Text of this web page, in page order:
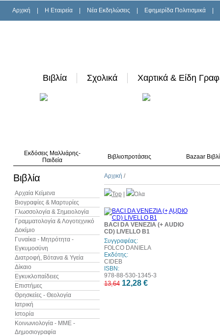
Αρχική H Εταιρεία Νέα Εκδηλώσεις Εφημερίδα Πολιτισμικά
Βιβλία Σχολικά Χαρτικά & Είδη
Εκδόσεις Μαλλιάρης-
Παιδεία
Βιβλιοπροτάσεις Bazaar
Βιβλία
Αρχαία Κείμενα
Βιογραφίες & Μαρτυρίες
Γλωσσολογία & Σημειολογία
Γραμματολογία & Λογοτεχνικό
Δοκίμιο
Γυναίκα - Μητρότητα -
Εγκυμοσύνη
Διατροφή, Βότανα & Υγεία
Δίκαιο
Εγκυκλοπαίδειες
Επιστήμες
Θρησκείες - Θεολογία
Ιατρική
Ιστορία
Κοινωνιολογία - ΜΜΕ -
Δημοσιογραφία
Αρχική /
Top Όλα
10%
BACI DA VENEZIA (+ AUDIO
CD) LIVELLO B1
Συγγραφέας:
FOLCO DANIELA
Εκδότης:
CIDEB
ISBN:
978-88-530-1345-3
13,64 12,28 €